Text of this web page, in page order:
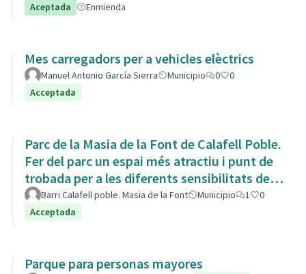
Aceptada
Enmienda
Mes carregadors per a vehicles elèctrics
Manuel Antonio García Sierra Municipio 0
0
Acceptada
Parc de la Masia de la Font de Calafell Poble.
Fer del parc un espai més atractiu i punt de
trobada per a les diferents sensibilitats del
barri.Barri Calafell poble. Masia de la Font Municipio 1
0
Acceptada
Parque para personas mayores